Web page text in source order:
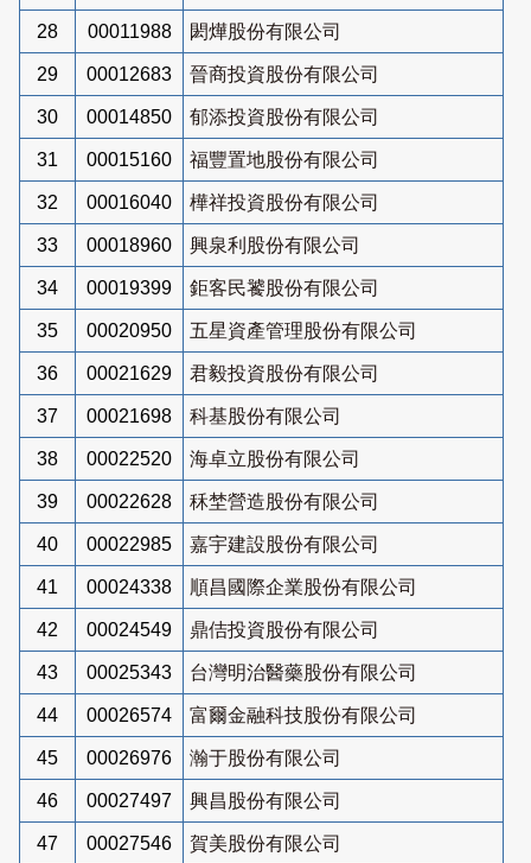
28 00011988 閎燁股份有限公司
29 00012683 晉商投資股份有限公司
30 00014850 郁添投資股份有限公司
31 00015160 福豐置地股份有限公司
32 00016040 樺祥投資股份有限公司
33 00018960 興泉利股份有限公司
34 00019399 鉅客民饕股份有限公司
35 00020950 五星資產管理股份有限公司
36 00021629 君毅投資股份有限公司
37 00021698 科基股份有限公司
38 00022520 海卓立股份有限公司
39 00022628 秝埜營造股份有限公司
40 00022985 嘉宇建設股份有限公司
41 00024338 順昌國際企業股份有限公司
42 00024549 鼎佶投資股份有限公司
43 00025343 台灣明治醫藥股份有限公司
44 00026574 富爾金融科技股份有限公司
45 00026976 瀚于股份有限公司
46 00027497 興昌股份有限公司
47 00027546 賀美股份有限公司